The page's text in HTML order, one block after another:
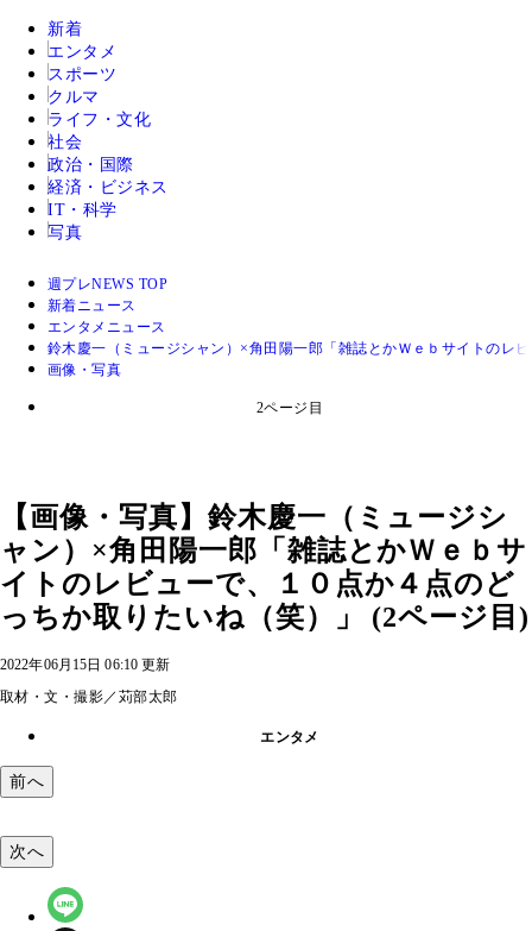
新着
エンタメ
スポーツ
クルマ
ライフ・文化
社会
政治・国際
経済・ビジネス
IT・科学
写真
週プレNEWS TOP
新着ニュース
エンタメニュース
鈴木慶一（ミュージシャン）×角田陽一郎「雑誌とかＷｅｂサイトのレ
画像・写真
2ページ目
【画像・写真】鈴木慶一（ミュージシ
ャン）×角田陽一郎「雑誌とかＷｅｂサ
イトのレビューで、１０点か４点のど
っちか取りたいね（笑）」 (2ページ目)
2022年06月15日 06:10 更新
取材・文・撮影／苅部太郎
エンタメ
前へ
次へ